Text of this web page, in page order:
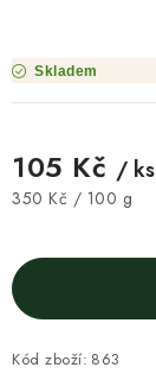
Skladem
105 Kč / ks
Měrná cena:
350 Kč / 100 g
Kód zboží: 863